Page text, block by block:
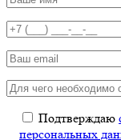
Подтверждаю
персональных